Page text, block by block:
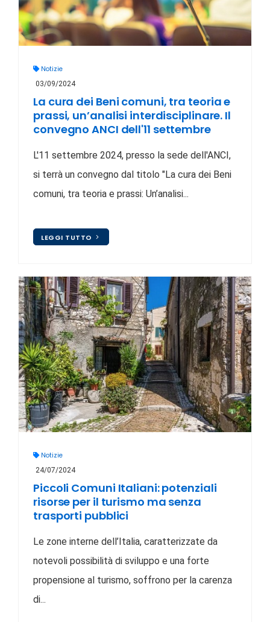
Notizie
03/09/2024
La cura dei Beni comuni, tra teoria e
prassi, un’analisi interdisciplinare. Il
convegno ANCI dell'11 settembre
L'11 settembre 2024, presso la sede dell'ANCI,
si terrà un convegno dal titolo "La cura dei Beni
comuni, tra teoria e prassi: Un’analisi...
LEGGI TUTTO
Notizie
24/07/2024
Piccoli Comuni Italiani: potenziali
risorse per il turismo ma senza
trasporti pubblici
Le zone interne dell’Italia, caratterizzate da
notevoli possibilità di sviluppo e una forte
propensione al turismo, soffrono per la carenza
di...